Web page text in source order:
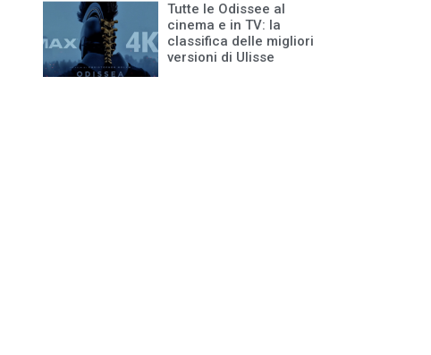
Tutte le Odissee al
cinema e in TV: la
classifica delle migliori
versioni di Ulisse